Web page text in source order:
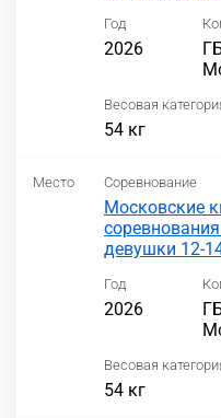
Год
2026
Весовая
54 кг
Место Соревнование
Московские
девушки 12-
Год
2026
Весовая
54 кг